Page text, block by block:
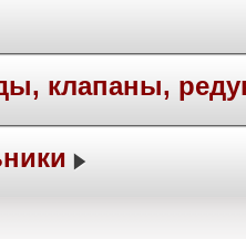
клапаны,